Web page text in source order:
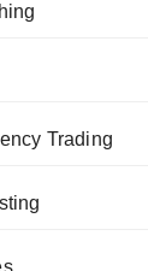
Trading